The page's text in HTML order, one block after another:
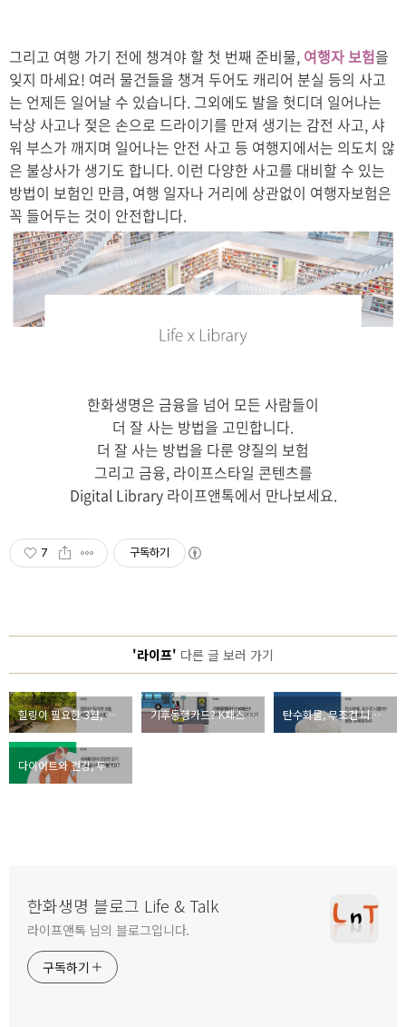
그리고 여행 가기 전에 챙겨야 할 첫 번째 준비물, 여행자 보험을
잊지 마세요! 여러 물건들을 챙겨 두어도 캐리어 분실 등의 사고
는 언제든 일어날 수 있습니다. 그외에도 발을 헛디뎌 일어나는
낙상 사고나 젖은 손으로 드라이기를 만져 생기는 감전 사고, 샤
워 부스가 깨지며 일어나는 안전 사고 등 여행지에서는 의도치 않
은 불상사가 생기도 합니다. 이런 다양한 사고를 대비할 수 있는
방법이 보험인 만큼, 여행 일자나 거리에 상관없이 여행자보험은
꼭 들어두는 것이 안전합니다.
한화생명은 금융을 넘어 모든 사람들이
더 잘 사는 방법을 고민합니다.
더 잘 사는 방법을 다룬 양질의 보험
그리고 금융, 라이프스타일 콘텐츠를
Digital Library 라이프앤톡에서 만나보세요.
7 구독하기
'라이프' 다른 글 보러 가기
힐링이 필요한 3월, 서울 힐링 스팟 기후동행카드? K패스? 내게 맞는 교통카드 알아보기 탄수화물, 무조건 나쁠까? 탄수화물에 대한 흔한 오해 5가지
다이어트와 건강, 두 마리 토끼를 잡는 건강한 걷기 운동의 모든 것
한화생명 블로그 Life & Talk
라이프앤톡 님의 블로그입니다.
구독하기